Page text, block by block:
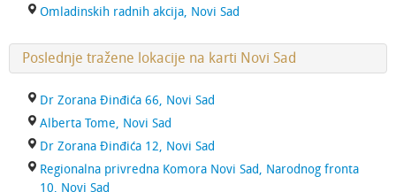
Omladinskih radnih akcija, Novi Sad
Poslednje tražene lokacije na karti Novi Sad
Dr Zorana Đinđića 66, Novi Sad
Alberta Tome, Novi Sad
Dr Zorana Đinđića 12, Novi Sad
Regionalna privredna Komora Novi Sad, Narodnog fronta
10, Novi Sad